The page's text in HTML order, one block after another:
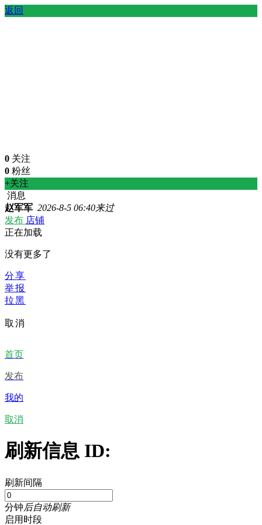
返回
0 关注
0 粉丝
+关注
消息
赵军军 2026-8-5 06:40来过
发布 店铺
正在加载
没有更多了
分享
举报
拉黑
取消
首页
发布
我的
取消
刷新信息 ID:
刷新间隔
分钟后自动刷新
启用时段